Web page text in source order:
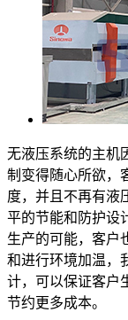
无液压系统的主机
制变得随心所欲，
度，并且不再有液
平的节能和防护设
生产的可能，客户
和进行环境加温，
计，可以保证客户
节约更多成本。